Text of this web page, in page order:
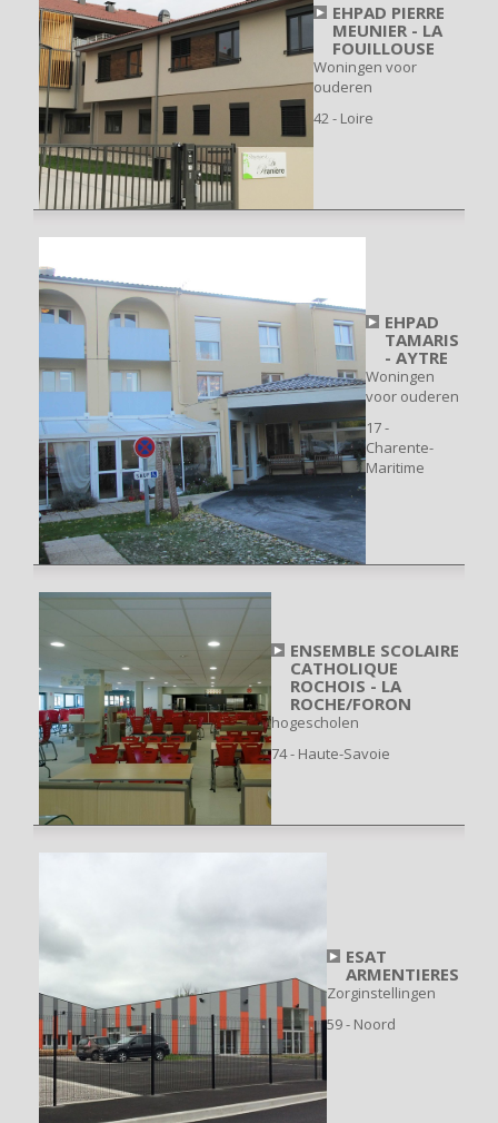
EHPAD PIERRE
MEUNIER - LA
FOUILLOUSE
Woningen voor
ouderen
42 - Loire
EHPAD
TAMARIS
- AYTRE
Woningen
voor ouderen
17 -
Charente-
Maritime
ENSEMBLE SCOLAIRE
CATHOLIQUE
ROCHOIS - LA
ROCHE/FORON
hogescholen
74 - Haute-Savoie
ESAT
ARMENTIERES
Zorginstellingen
59 - Noord